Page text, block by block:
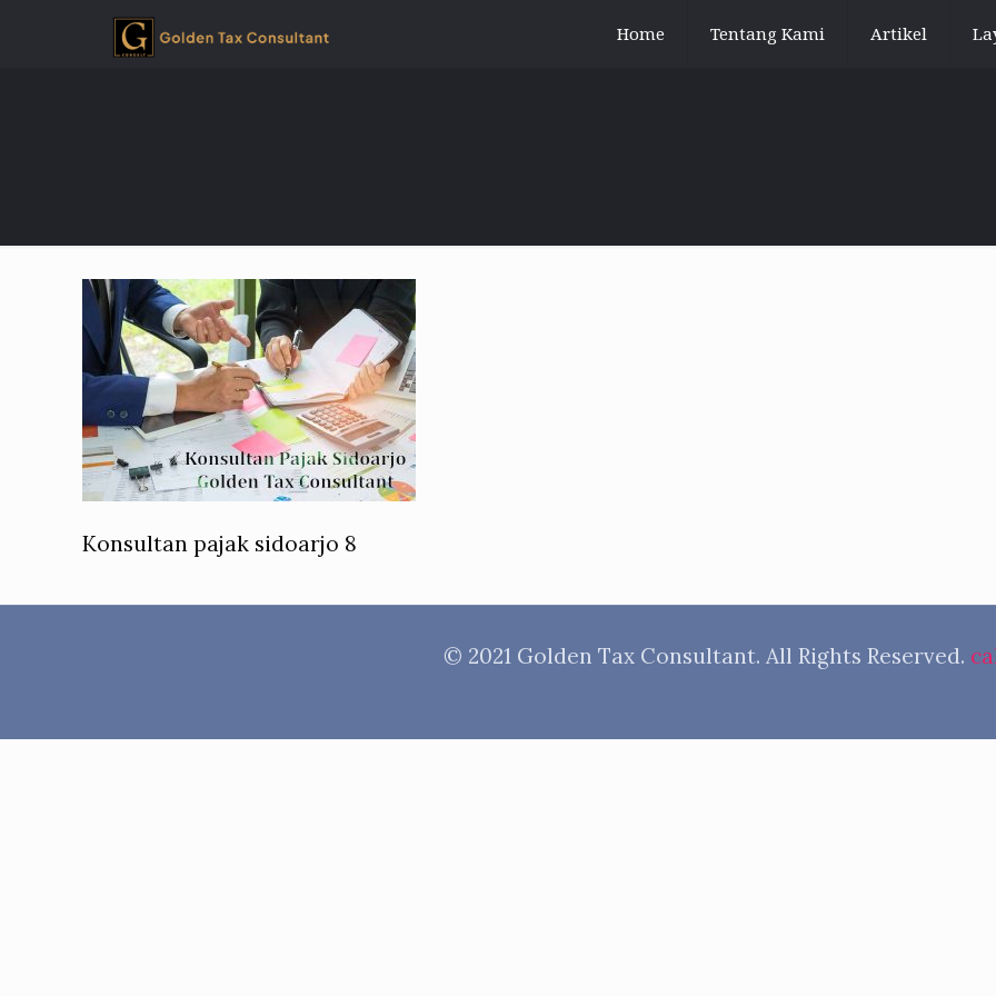
Home Tentang Kami Artikel
Konsultan pajak sidoarjo 8
© 2021 Golden Tax Consultant. All Rights Reserved.